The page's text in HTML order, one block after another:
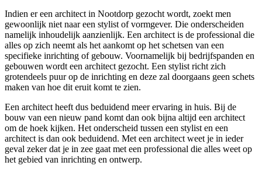
Indien er een architect in Nootdorp gezocht wordt, zoekt men
gewoonlijk niet naar een stylist of vormgever. Die onderscheiden
namelijk inhoudelijk aanzienlijk. Een architect is de professional die
alles op zich neemt als het aankomt op het schetsen van een
specifieke inrichting of gebouw. Voornamelijk bij bedrijfspanden en
gebouwen wordt een architect gezocht. Een stylist richt zich
grotendeels puur op de inrichting en deze zal doorgaans geen schets
maken van hoe dit eruit komt te zien.
Een architect heeft dus beduidend meer ervaring in huis. Bij de
bouw van een nieuw pand komt dan ook bijna altijd een architect
om de hoek kijken. Het onderscheid tussen een stylist en een
architect is dan ook beduidend. Met een architect weet je in ieder
geval zeker dat je in zee gaat met een professional die alles weet op
het gebied van inrichting en ontwerp.